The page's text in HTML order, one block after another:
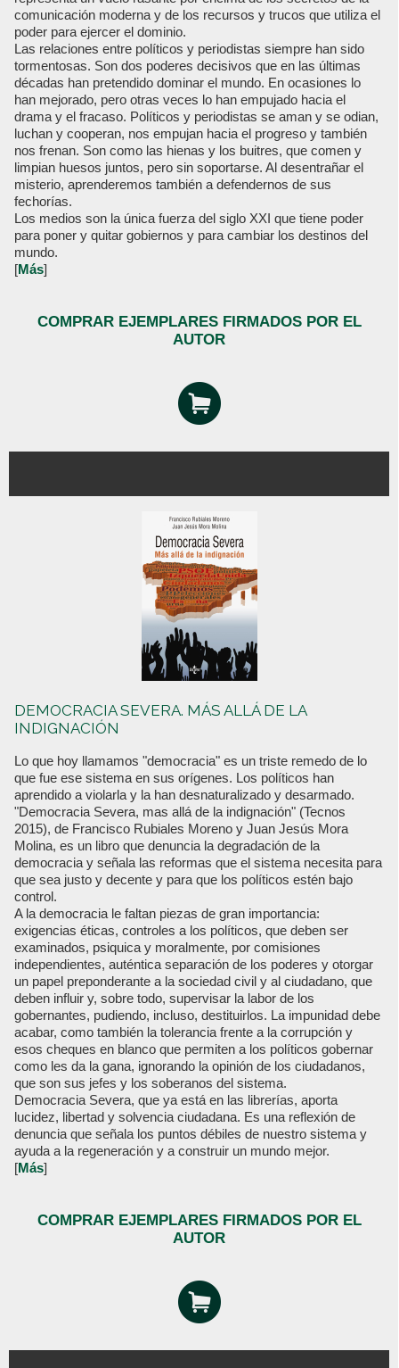
comunicación moderna y de los recursos y trucos que utiliza el
poder para ejercer el dominio.
Las relaciones entre políticos y periodistas siempre han sido
tormentosas. Son dos poderes decisivos que en las últimas
décadas han pretendido dominar el mundo. En ocasiones lo
han mejorado, pero otras veces lo han empujado hacia el
drama y el fracaso. Políticos y periodistas se aman y se odian,
luchan y cooperan, nos empujan hacia el progreso y también
nos frenan. Son como las hienas y los buitres, que comen y
limpian huesos juntos, pero sin soportarse. Al desentrañar el
misterio, aprenderemos también a defendernos de sus
fechorías.
Los medios son la única fuerza del siglo XXI que tiene poder
para poner y quitar gobiernos y para cambiar los destinos del
mundo.
[Más]
COMPRAR EJEMPLARES FIRMADOS POR EL
AUTOR
DEMOCRACIA SEVERA. MÁS ALLÁ DE LA
INDIGNACIÓN
Lo que hoy llamamos "democracia" es un triste remedo de lo
que fue ese sistema en sus orígenes. Los políticos han
aprendido a violarla y la han desnaturalizado y desarmado.
"Democracia Severa, mas allá de la indignación" (Tecnos
2015), de Francisco Rubiales Moreno y Juan Jesús Mora
Molina, es un libro que denuncia la degradación de la
democracia y señala las reformas que el sistema necesita para
que sea justo y decente y para que los políticos estén bajo
control.
A la democracia le faltan piezas de gran importancia:
exigencias éticas, controles a los políticos, que deben ser
examinados, psiquica y moralmente, por comisiones
independientes, auténtica separación de los poderes y otorgar
un papel preponderante a la sociedad civil y al ciudadano, que
deben influir y, sobre todo, supervisar la labor de los
gobernantes, pudiendo, incluso, destituirlos. La impunidad debe
acabar, como también la tolerancia frente a la corrupción y
esos cheques en blanco que permiten a los políticos gobernar
como les da la gana, ignorando la opinión de los ciudadanos,
que son sus jefes y los soberanos del sistema.
Democracia Severa, que ya está en las librerías, aporta
lucidez, libertad y solvencia ciudadana. Es una reflexión de
denuncia que señala los puntos débiles de nuestro sistema y
ayuda a la regeneración y a construir un mundo mejor.
[Más]
COMPRAR EJEMPLARES FIRMADOS POR EL
AUTOR